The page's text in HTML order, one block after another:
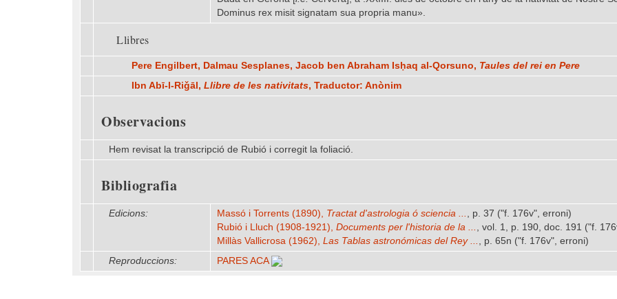
Dominus rex misit signatam sua propria manu».
Llibres
Pere Engilbert, Dalmau Sesplanes, Jacob ben Abraham Isḥaq al-Qorsuno, Taules del rei en Pere
Ibn Abī-l-Riǧāl, Llibre de les nativitats, Traductor: Anònim
Observacions
Hem revisat la transcripció de Rubió i corregit la foliació.
Bibliografia
Edicions: Massó i Torrents (1890), Tractat d'astrologia ó sciencia ... , p. 37 ("f. 176v", erroni)
Rubió i Lluch (1908-1921), Documents per l'historia de la ... , vol. 1, p. 190, doc. 191 ("f.
Millàs Vallicrosa (1962), Las Tablas astronómicas del Rey ... , p. 65n ("f. 176v", erroni)
Reproduccions:
PARES ACA